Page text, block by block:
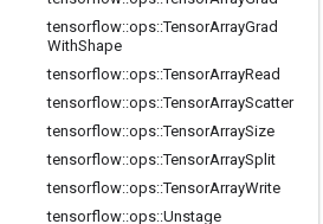
tensorflow::ops::TensorArrayGrad
WithShape
tensorflow::ops::TensorArrayRead
tensorflow::ops::TensorArrayScatter
tensorflow::ops::TensorArraySize
tensorflow::ops::TensorArraySplit
tensorflow::ops::TensorArrayWrite
tensorflow::ops::Unstage